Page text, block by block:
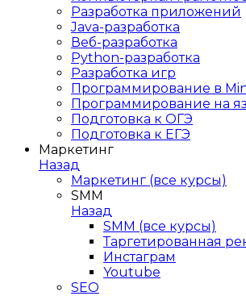
Разработка приложений
Java-разработка
Веб-разработка
Python-разработка
Разработка игр
Программирование в
Программирование на
Подготовка к ОГЭ
Подготовка к ЕГЭ
Маркетинг
Назад
Маркетинг (все курсы)
SMM
Назад
SMM (все курсы)
Таргетированная
Инстаграм
Youtube
SEO